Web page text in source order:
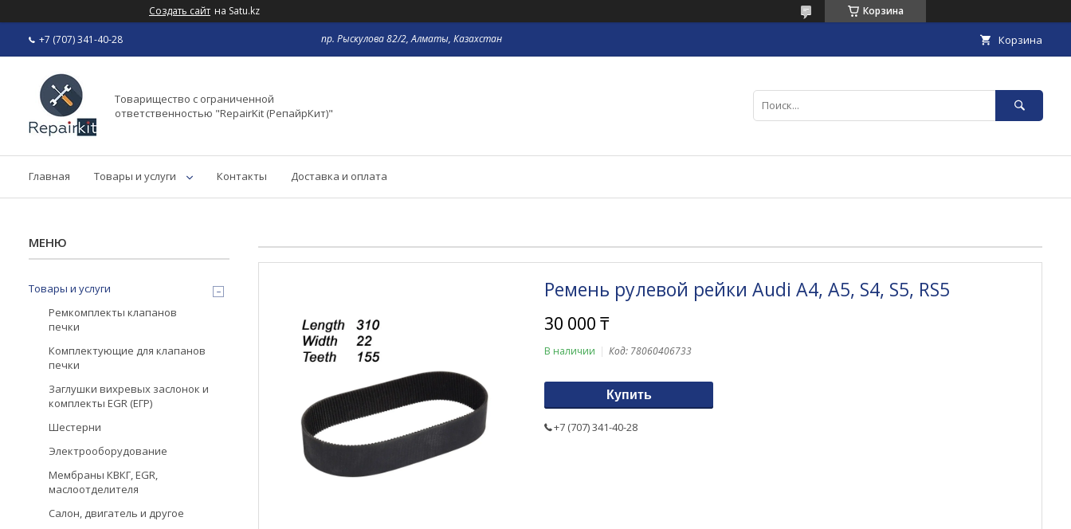
Создать сайт на Satu.kz Корзина
+7 (707) 341-40-28 пр. Рыскулова 82/2, Алматы, Казахстан Корзина
Товарищество с ограниченной
ответственностью "RepairKit (РепайрКит)"
Главная Товары и услуги Контакты Доставка и оплата
Ремень рулевой рейки Audi A4, A5, S4, S5, RS5
30 000 ₸
В наличии Код: 78060406733
Купить
+7 (707) 341-40-28
Товары и услуги
Ремкомплекты клапанов
печки
Комплектующие для клапанов
печки
Заглушки вихревых заслонок и
комплекты EGR (ЕГР)
Шестерни
Электрооборудование
Мембраны КВКГ, EGR,
маслоотделителя
Салон, двигатель и другое